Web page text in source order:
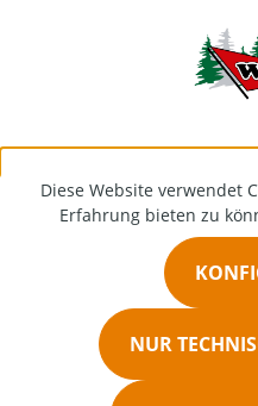
Diese Website verwendet
Erfahrung bieten zu
NUR